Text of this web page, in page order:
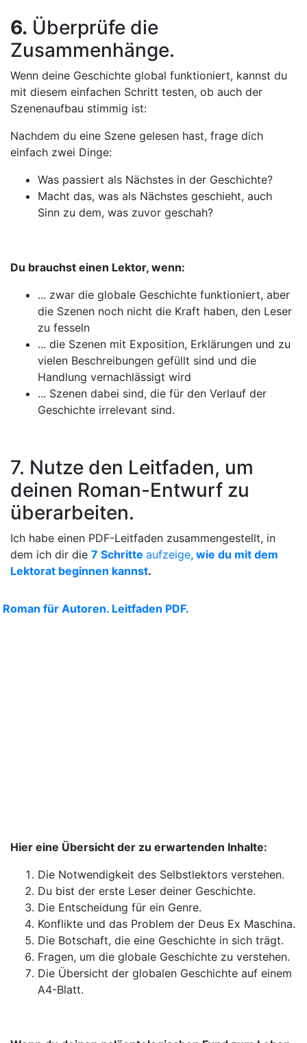
6. Überprüfe die
Zusammenhänge.
Wenn deine Geschichte global funktioniert, kannst du
mit diesem einfachen Schritt testen, ob auch der
Szenenaufbau stimmig ist:
Nachdem du eine Szene gelesen hast, frage dich
einfach zwei Dinge:
Was passiert als Nächstes in der Geschichte?
Macht das, was als Nächstes geschieht, auch
Sinn zu dem, was zuvor geschah?
Du brauchst einen Lektor, wenn:
... zwar die globale Geschichte funktioniert, aber
die Szenen noch nicht die Kraft haben, den Leser
zu fesseln
... die Szenen mit Exposition, Erklärungen und zu
vielen Beschreibungen gefüllt sind und die
Handlung vernachlässigt wird
... Szenen dabei sind, die für den Verlauf der
Geschichte irrelevant sind.
7. Nutze den Leitfaden, um
deinen Roman-Entwurf zu
überarbeiten.
Ich habe einen PDF-Leitfaden zusammengestellt, in
dem ich dir die 7 Schritte aufzeige, wie du mit dem
Lektorat beginnen kannst.
Hier eine Übersicht der zu erwartenden Inhalte:
Die Notwendigkeit des Selbstlektors verstehen.
Du bist der erste Leser deiner Geschichte.
Die Entscheidung für ein Genre.
Konflikte und das Problem der Deus Ex Maschina.
Die Botschaft, die eine Geschichte in sich trägt.
Fragen, um die globale Geschichte zu verstehen.
Die Übersicht der globalen Geschichte auf einem
A4-Blatt.